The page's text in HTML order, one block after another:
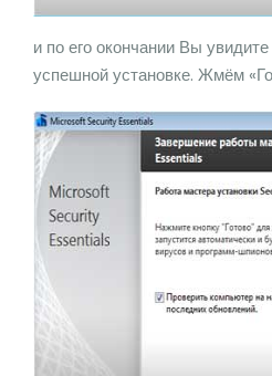
и по его окончании Вы
успешной установке. Жмём